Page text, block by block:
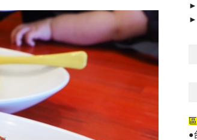
►
►
●